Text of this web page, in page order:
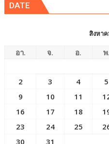
DATE
สิงหา
อา. จ. อ. พ.
2
3 4 5
9
10 11
16
17 18
23
24 25
30
31